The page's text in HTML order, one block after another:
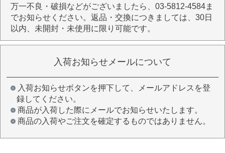
万一不良・破損などがございましたら、03-5812-4584ま
でお知らせください。返品・交換につきましては、30日
以内、未開封・未使用に限り可能です。
入荷お知らせメールについて
入荷お知らせボタンを押下して、メールアドレスを登
録してください。
商品が入荷した際にメールでお知らせいたします。
商品の入荷やご注文を確定するものではありません。